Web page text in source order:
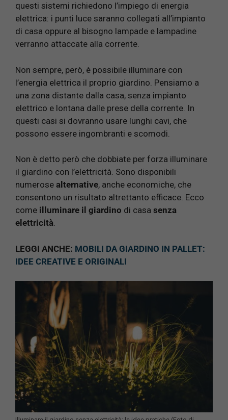
questi sistemi richiedono l’impiego di energia
elettrica: i punti luce saranno collegati all’impianto
di casa oppure al bisogno lampade e lampadine
verranno attaccate alla corrente.
Non sempre, però, è possibile illuminare con
l’energia elettrica il proprio giardino. Pensiamo a
una zona distante dalla casa, senza impianto
elettrico e lontana dalle prese della corrente. In
questi casi si dovranno usare lunghi cavi, che
possono essere ingombranti e scomodi.
Non è detto però che dobbiate per forza illuminare
il giardino con l’elettricità. Sono disponibili
numerose alternative, anche economiche, che
consentono un risultato altrettanto efficace. Ecco
come illuminare il giardino di casa senza
elettricità.
LEGGI ANCHE: MOBILI DA GIARDINO IN PALLET:
IDEE CREATIVE E ORIGINALI